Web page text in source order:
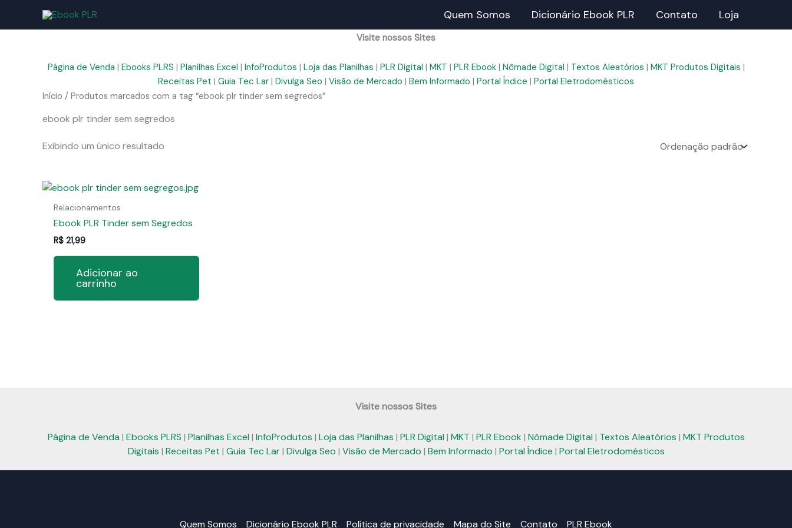
Quem Somos Dicionário Ebook PLR Contato Loja
Visite nossos Sites
Página de Venda | Ebooks PLRS | Planilhas Excel | InfoProdutos | Loja das Planilhas | PLR Digital | MKT | PLR Ebook| Nômade Digital | Textos Aleatórios | MKT Produtos Digitais |
Receitas Pet | Guia Tec Lar | Divulga Seo | Visão de Mercado | Bem Informado | Portal Índice | Portal Eletrodomésticos
Início / Produtos marcados com a tag “ebook plr tinder sem segredos”
ebook plr tinder sem segredos
Exibindo um único resultado
Relacionamentos
Ebook PLR Tinder sem Segredos
R$ 21,99
Adicionar ao
carrinho
Visite nossos Sites
Página de Venda | Ebooks PLRS | Planilhas Excel | InfoProdutos | Loja das Planilhas | PLR Digital | MKT | PLR Ebook | Nômade Digital | Textos Aleatórios | MKT Produtos
Digitais | Receitas Pet | Guia Tec Lar| Divulga Seo | Visão de Mercado | Bem Informado | Portal Índice | Portal Eletrodomésticos
Quem Somos Dicionário Ebook PLR Política de privacidade Mapa do Site Contato PLR Ebook